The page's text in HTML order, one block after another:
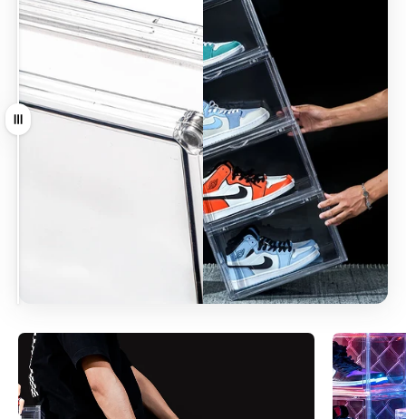
Arrastrar